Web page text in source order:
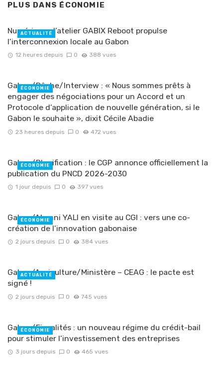
PLUS DANS ÉCONOMIE
Numérique : l’atelier GABIX Reboot propulse
l’interconnexion locale au Gabon
12 heures depuis 0 388 vues
ACTUALITÉ
Gabon/Pêche/Interview : « Nous sommes prêts à
engager des négociations pour un Accord et un
Protocole d’application de nouvelle génération, si le
Gabon le souhaite », dixit Cécile Abadie
23 heures depuis 0 472 vues
ÉCONOMIE
Gabon/Planification : le CGP annonce officiellement la
publication du PNCD 2026-2030
1 jour depuis 0 397 vues
ÉCONOMIE
Gabon/Alumni YALI en visite au CGI : vers une co-
création de l’innovation gabonaise
2 jours depuis 0 384 vues
ÉCONOMIE
Gabon/Agriculture/Ministère – CEAG : le pacte est
signé !
2 jours depuis 0 745 vues
ACTUALITÉ
Gabon/Fiscalités : un nouveau régime du crédit-bail
pour stimuler l’investissement des entreprises
3 jours depuis 0 465 vues
ÉCONOMIE